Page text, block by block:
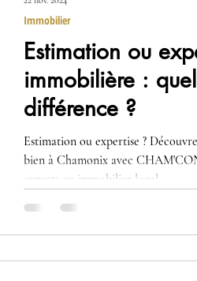
Estimation ou
immobilière :
différence ?
Estimation ou expertise ? Découvrez les clés pour vendre votre
bien à Chamonix avec
experts en immobilier local.
Immobilier